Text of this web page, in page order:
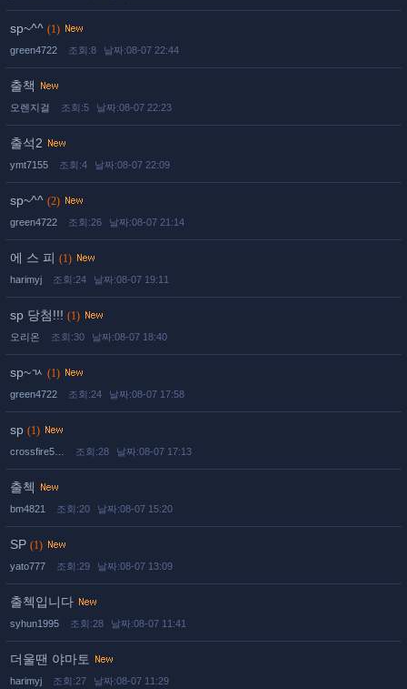
sp~^^ (1)
green4722 조회:8 날짜:08-07 22:44
출책
오렌지걸 조회:5 날짜:08-07 22:23
출석2
ymt7155 조회:4 날짜:08-07 22:09
sp~^^ (2)
green4722 조회:26 날짜:08-07 21:14
에 스 피 (1)
harimyj 조회:24 날짜:08-07 19:11
sp 당첨!!! (1)
오리온 조회:30 날짜:08-07 18:40
sp~ㄳ (1)
green4722 조회:24 날짜:08-07 17:58
sp (1)
crossfire5… 조회:28 날짜:08-07 17:13
출첵
bm4821 조회:20 날짜:08-07 15:20
SP (1)
yato777 조회:29 날짜:08-07 13:09
출첵입니다
syhun1995 조회:28 날짜:08-07 11:41
더울땐 야마토
harimyj 조회:27 날짜:08-07 11:29